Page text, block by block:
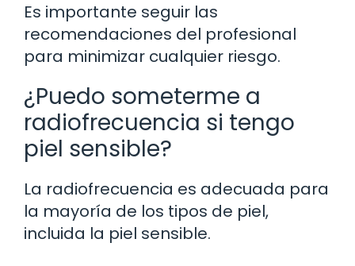
Es importante seguir las
recomendaciones del profesional
para minimizar cualquier riesgo.
¿Puedo someterme a
radiofrecuencia si tengo
piel sensible?
La radiofrecuencia es adecuada para
la mayoría de los tipos de piel,
incluida la piel sensible.